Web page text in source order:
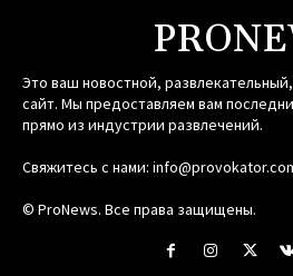
Это ваш новостной,
сайт. Мы предоставляем вам
прямо из индустрии развлечений.
Свяжитесь с нами:
© ProNews. Все права защищены.